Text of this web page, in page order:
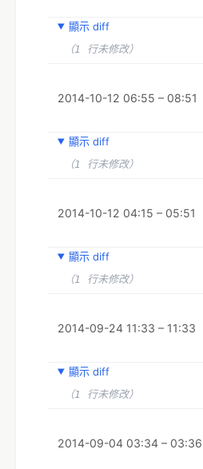
顯示 diff
（1 行未修改）
2014-10-12 06:55 – 08:51
顯示 diff
（1 行未修改）
2014-10-12 04:15 – 05:51
顯示 diff
（1 行未修改）
2014-09-24 11:33 – 11:33
顯示 diff
（1 行未修改）
2014-09-04 03:34 – 03:36